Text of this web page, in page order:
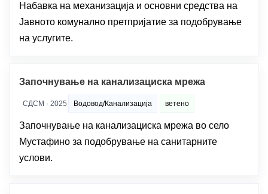
Набавка на механизација и основни средства на
Јавното комунално претпријатие за подобрување
на услугите.
Започнување на канализациска мрежа
СДСМ · 2025 Водовод/Канализација ветено
Започнување на канализациска мрежа во село
Мустафино за подобрување на санитарните
услови.